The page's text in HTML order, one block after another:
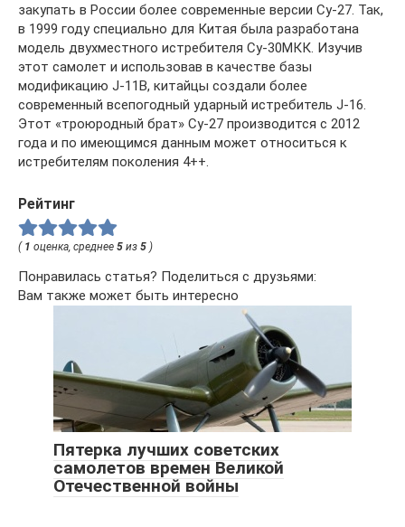
закупать в России более современные версии Су-27. Так,
в 1999 году специально для Китая была разработана
модель двухместного истребителя Су-30МКК. Изучив
этот самолет и использовав в качестве базы
модификацию J-11B, китайцы создали более
современный всепогодный ударный истребитель J-16.
Этот «троюродный брат» Су-27 производится с 2012
года и по имеющимся данным может относиться к
истребителям поколения 4++.
Рейтинг
( 1 оценка, среднее 5 из 5 )
Понравилась статья? Поделиться с друзьями:
Вам также может быть интересно
Пятерка лучших советских
самолетов времен Великой
Отечественной войны